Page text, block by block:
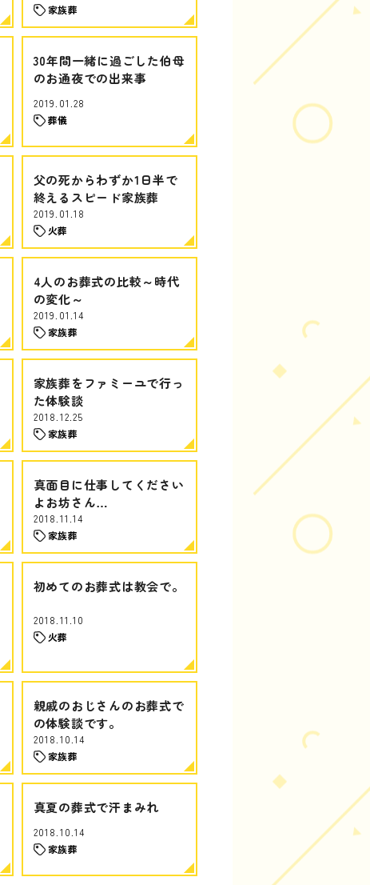
家族葬
30年間一緒に過ごした伯母
のお通夜での出来事
2019.01.28
葬儀
父の死からわずか1日半で
終えるスピード家族葬
2019.01.18
火葬
4人のお葬式の比較～時代
の変化～
2019.01.14
家族葬
家族葬をファミーユで行っ
た体験談
2018.12.25
家族葬
真面目に仕事してください
よお坊さん…
2018.11.14
家族葬
初めてのお葬式は教会で。
2018.11.10
火葬
親戚のおじさんのお葬式で
の体験談です。
2018.10.14
家族葬
真夏の葬式で汗まみれ
2018.10.14
家族葬